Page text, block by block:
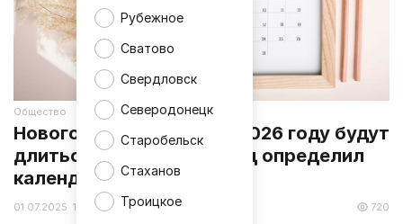
Рубежное
Сватово
Свердловск
Северодонецк
Старобельск
Стаханов
Троицкое
Общество
Новогодние каникулы в 2026 году будут
длиться 12 дней: Минтруд определил
календарь выходных
01.07.2025 11:51 720